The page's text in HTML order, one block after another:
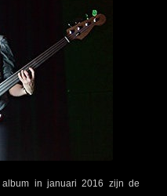
in januari 2016 zijn de